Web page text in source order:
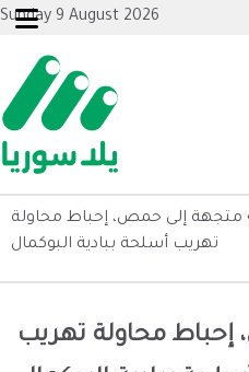
Sunday 9 August 2026
متجهة إلى حمص، إحباط محاولة
تهريب أسلحة ببادية البوكمال
محاولة تهريب